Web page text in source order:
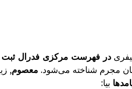
در فهرست مرکزی فدرال
مجرم شناخته می‌شود. معصوم,
بیا: